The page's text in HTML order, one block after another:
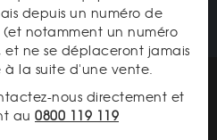
Gardienor
depuis un numéro de
notamment un numéro
ne se déplaceront jamais
à la suite d'une vente.
nous directement et
au 0800 119 119